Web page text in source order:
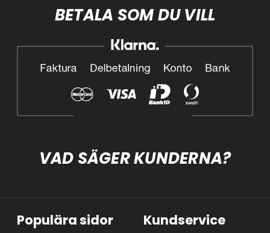
BETALA SOM DU VILL
VAD SÄGER KUNDERNA?
Populära sidor Kundservice